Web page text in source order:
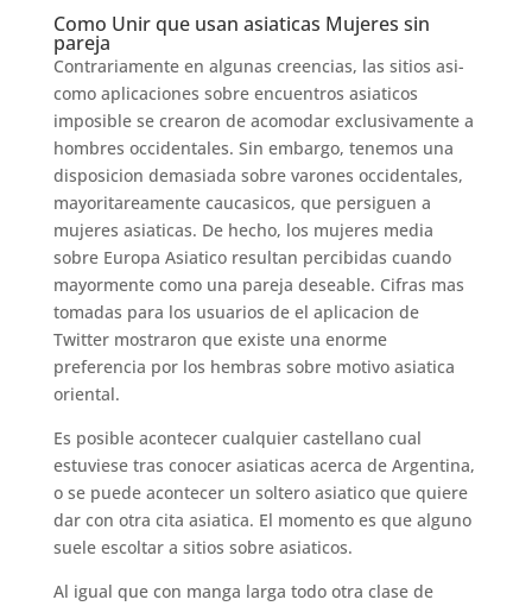
Como Unir que usan asiaticas Mujeres sin
pareja
Contrariamente en algunas creencias, las sitios asi­
como aplicaciones sobre encuentros asiaticos
imposible se crearon de acomodar exclusivamente a
hombres occidentales. Sin embargo, tenemos una
disposicion demasiada sobre varones occidentales,
mayoritareamente caucasicos, que persiguen a
mujeres asiaticas. De hecho, los mujeres media
sobre Europa Asiatico resultan percibidas cuando
mayormente como una pareja deseable. Cifras mas
tomadas para los usuarios de el aplicacion de
Twitter mostraron que existe una enorme
preferencia por los hembras sobre motivo asiatica
oriental.
Es posible acontecer cualquier castellano cual
estuviese tras conocer asiaticas acerca de Argentina,
o se puede acontecer un soltero asiatico que quiere
dar con otra cita asiatica. El momento es que alguno
suele escoltar a sitios sobre asiaticos.
Al igual que con manga larga todo otra clase de